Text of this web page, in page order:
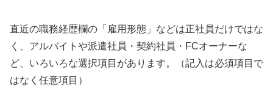
直近の職務経歴欄の「雇用形態」などは正社員だけではな
く、アルバイトや派遣社員・契約社員・FCオーナーな
ど、いろいろな選択項目があります。（記入は必須項目で
はなく任意項目）